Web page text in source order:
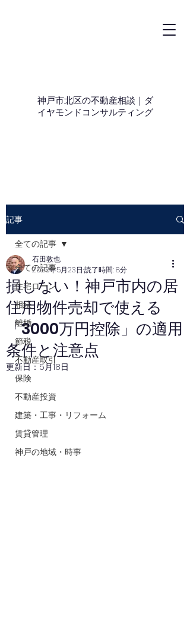
神戸市北区の不動産相談｜ダ
イヤモンドコンサルティング
記事
全ての記事
住宅ローン
相続
離婚
節税
不動産取引
保険
不動産投資
建築・工事・リフォーム
賃貸管理
神戸の地域・時事
全ての記事
損しない！神戸市内の居
住用物件売却で使える
「3000万円控除」の適用
条件と注意点
石田敦也
2025年5月23日 読了時間: 8分
更新日：5月18日